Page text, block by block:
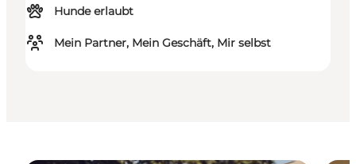
Hunde erlaubt
Mein Partner, Mein Geschäft, Mir selbst